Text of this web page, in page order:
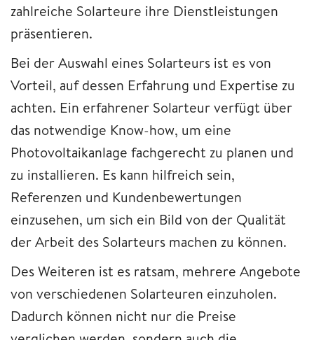
zahlreiche Solarteure ihre Dienstleistungen
präsentieren.
Bei der Auswahl eines Solarteurs ist es von
Vorteil, auf dessen Erfahrung und Expertise zu
achten. Ein erfahrener Solarteur verfügt über
das notwendige Know-how, um eine
Photovoltaikanlage fachgerecht zu planen und
zu installieren. Es kann hilfreich sein,
Referenzen und Kundenbewertungen
einzusehen, um sich ein Bild von der Qualität
der Arbeit des Solarteurs machen zu können.
Des Weiteren ist es ratsam, mehrere Angebote
von verschiedenen Solarteuren einzuholen.
Dadurch können nicht nur die Preise